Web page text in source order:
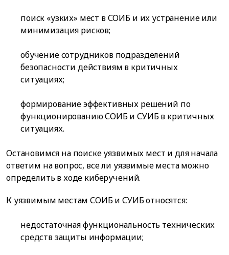
поиск «узких» мест в СОИБ и их устранение или
минимизация рисков;
обучение сотрудников подразделений
безопасности действиям в критичных
ситуациях;
формирование эффективных решений по
функционированию СОИБ и СУИБ в критичных
ситуациях.
Остановимся на поиске уязвимых мест и для начала
ответим на вопрос, все ли уязвимые места можно
определить в ходе киберучений.
К уязвимым местам СОИБ и СУИБ относятся:
недостаточная функциональность технических
средств защиты информации;